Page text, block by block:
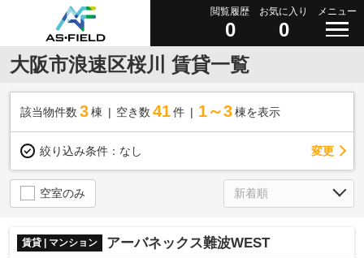
閲覧履歴
0
お気に入り
0
メニュー
大阪市浪速区桜川 賃貸一覧
該当物件数 3棟 空き数 41 件 1～3 棟を表示
絞り込み条件： なし 変更
空室のみ
賃貸 | マンション アーバネックス難波WEST